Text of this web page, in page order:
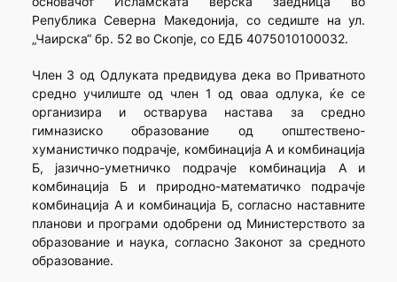
Република Северна Македонија, со седиште на ул.
„Чаирска“ бр. 52 во Скопје, со ЕДБ 4075010100032.
Член 3 од Одлуката предвидува дека во Приватното
средно училиште од член 1 од оваа одлука, ќе се
организира и остварува настава за средно
гимназиско образование од општествено-
хуманистичко подрачје, комбинација А и комбинација
Б, јазично-уметничко подрачје комбинација А и
комбинација Б и природно-математичко подрачје
комбинација А и комбинација Б, согласно наставните
планови и програми одобрени од Министерството за
образование и наука, согласно Законот за средното
образование.